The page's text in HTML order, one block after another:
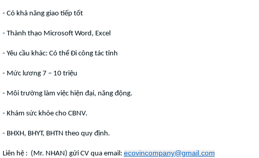
- Có khả năng giao tiếp tốt
- Thành thạo Microsoft Word, Excel
- Yêu cầu khác: Có thể Đi công tác tỉnh
- Mức lương 7 – 10 triệu
- Môi trường làm việc hiện đại, năng động.
- Khám sức khỏe cho CBNV.
- BHXH, BHYT, BHTN theo quy định.
Liên hệ : (Mr. NHAN) gửi CV qua email: ecovincompany@gmail.com